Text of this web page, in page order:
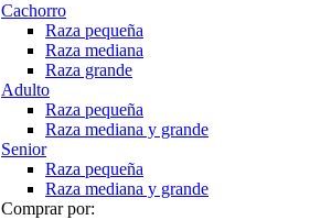
Cachorro
Raza pequeña
Raza mediana
Raza grande
Adulto
Raza pequeña
Raza mediana y grande
Senior
Raza pequeña
Raza mediana y grande
Comprar por: